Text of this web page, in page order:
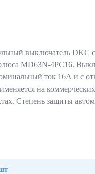
выключатель DKC
MD63N-4PC16.
ток 16А и с
на
Степень защиты